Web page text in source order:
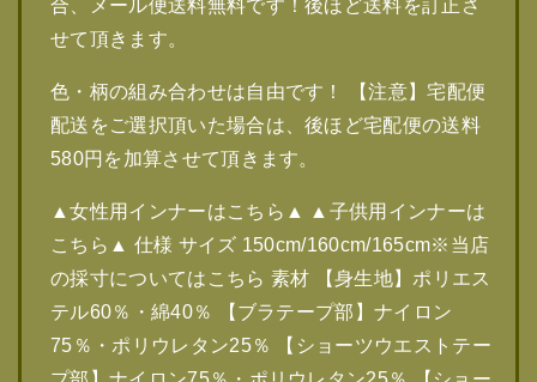
合、メール便送料無料です！後ほど送料を訂正さ
せて頂きます。
色・柄の組み合わせは自由です！ 【注意】宅配便
配送をご選択頂いた場合は、後ほど宅配便の送料
580円を加算させて頂きます。
▲女性用インナーはこちら▲ ▲子供用インナーは
こちら▲ 仕様 サイズ 150cm/160cm/165cm※当店
の採寸についてはこちら 素材 【身生地】ポリエス
テル60％・綿40％ 【ブラテープ部】ナイロン
75％・ポリウレタン25％ 【ショーツウエストテー